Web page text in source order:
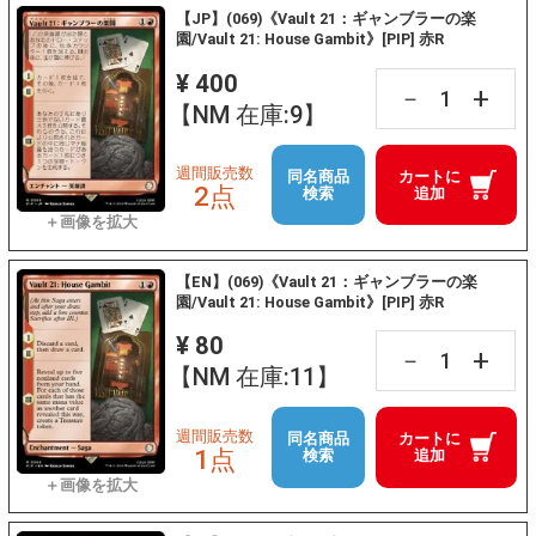
【JP】(069)《Vault 21：ギャンブラーの楽
園/Vault 21: House Gambit》[PIP] 赤R
¥ 400
【NM 在庫:9】
－ +
カートに
追加
週間販売数
2点
同名商品
検索
【EN】(069)《Vault 21：ギャンブラーの楽
園/Vault 21: House Gambit》[PIP] 赤R
¥ 80
【NM 在庫:11】
－ +
カートに
追加
週間販売数
1点
同名商品
検索